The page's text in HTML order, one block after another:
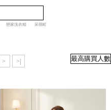
戀家洗衣精 呆萌町
> >|